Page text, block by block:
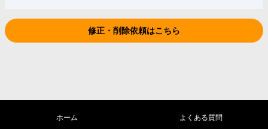
修正・削除依頼はこちら
ホーム よくある質問